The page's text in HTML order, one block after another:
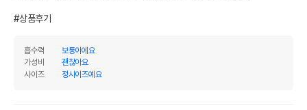
#상품후기
흡수력
보통이에요
가성비
괜찮아요
사이즈
정사이즈예요